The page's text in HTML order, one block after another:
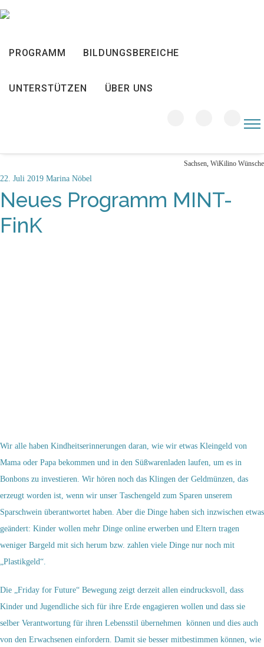
PROGRAMM BILDUNGSBEREICHE
UNTERSTÜTZEN ÜBER UNS
JULI 2019
Sachsen, WiKilino Wünsche
22. Juli 2019 Marina Nöbel
Neues Programm MINT-
FinK
Wir alle haben Kindheitserinnerungen daran, wie wir etwas Kleingeld von
Mama oder Papa bekommen und in den Süßwarenladen laufen, um es in
Bonbons zu investieren. Wir hören noch das Klingen der Geldmünzen, das
erzeugt worden ist, wenn wir unser Taschengeld zum Sparen unserem
Sparschwein überantwortet haben. Aber die Dinge haben sich inzwischen etwas
geändert: Kinder wollen mehr Dinge online erwerben und Eltern tragen
weniger Bargeld mit sich herum bzw. zahlen viele Dinge nur noch mit
„Plastikgeld“.
Die „Friday for Future“ Bewegung zeigt derzeit allen eindrucksvoll, dass
Kinder und Jugendliche sich für ihre Erde engagieren wollen und dass sie
selber Verantwortung für ihren Lebensstil übernehmen können und dies auch
von den Erwachsenen einfordern. Damit sie besser mitbestimmen können, wie